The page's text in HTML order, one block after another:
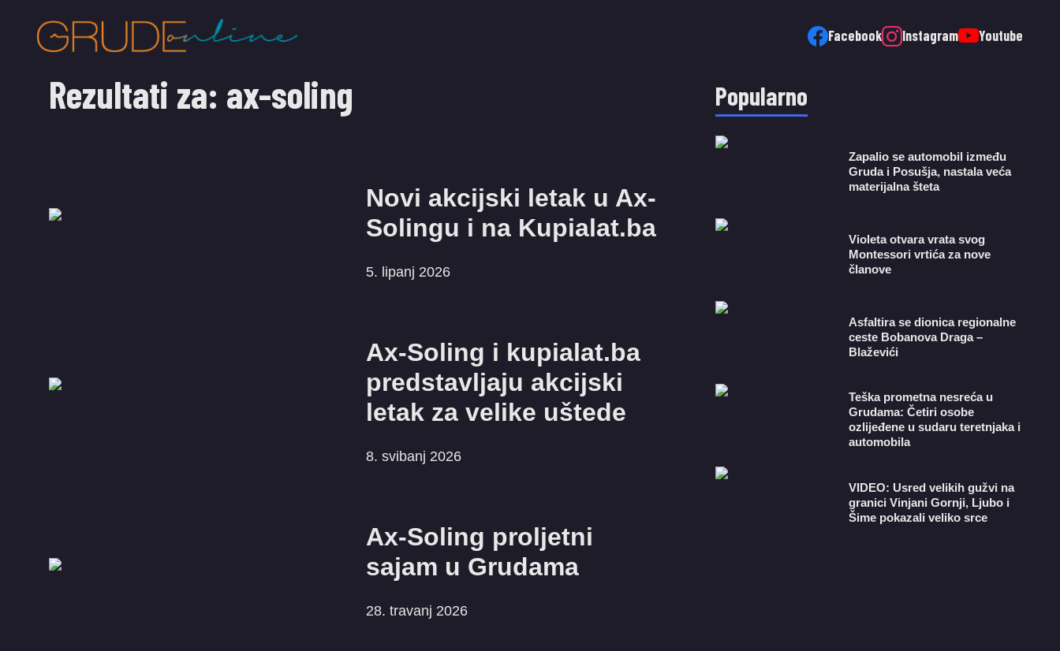
Facebook Instagram Youtube
Rezultati za: ax-soling
Novi akcijski letak u Ax-
Solingu i na Kupialat.ba
5. lipanj 2026
Ax-Soling i kupialat.ba
predstavljaju akcijski
letak za velike uštede
8. svibanj 2026
Ax-Soling proljetni
sajam u Grudama
28. travanj 2026
Popularno
Zapalio se automobil između
Gruda i Posušja, nastala veća
materijalna šteta
Violeta otvara vrata svog
Montessori vrtića za nove
članove
Asfaltira se dionica regionalne
ceste Bobanova Draga –
Blaževići
Teška prometna nesreća u
Grudama: Četiri osobe
ozlijeđene u sudaru teretnjaka i
automobila
VIDEO: Usred velikih gužvi na
granici Vinjani Gornji, Ljubo i
Šime pokazali veliko srce